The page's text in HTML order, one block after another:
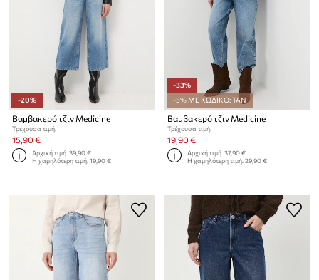
-20%
Βαμβακερό τζιν Medicine
Τρέχουσα τιμή:
15,90 €
Αρχική τιμή:39,90 €
Η χαμηλότερη τιμή:19,90 €
-33%
-5% ΜΕ ΚΩΔΙΚΟ: TAN
Βαμβακερό τζιν Medicine
Τρέχουσα τιμή:
19,90 €
Αρχική τιμή:37,90 €
Η χαμηλότερη τιμή:29,90 €